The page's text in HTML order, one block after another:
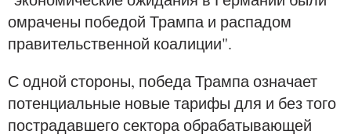
омрачены победой Трампа и распадом
правительственной коалиции".
С одной стороны, победа Трампа означает
потенциальные новые тарифы для и без того
пострадавшего сектора обрабатывающей